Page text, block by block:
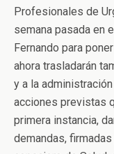
Profesionales de
semana pasada en
Fernando para
ahora trasladarán
y a la
acciones previstas
primera instancia,
demandas,